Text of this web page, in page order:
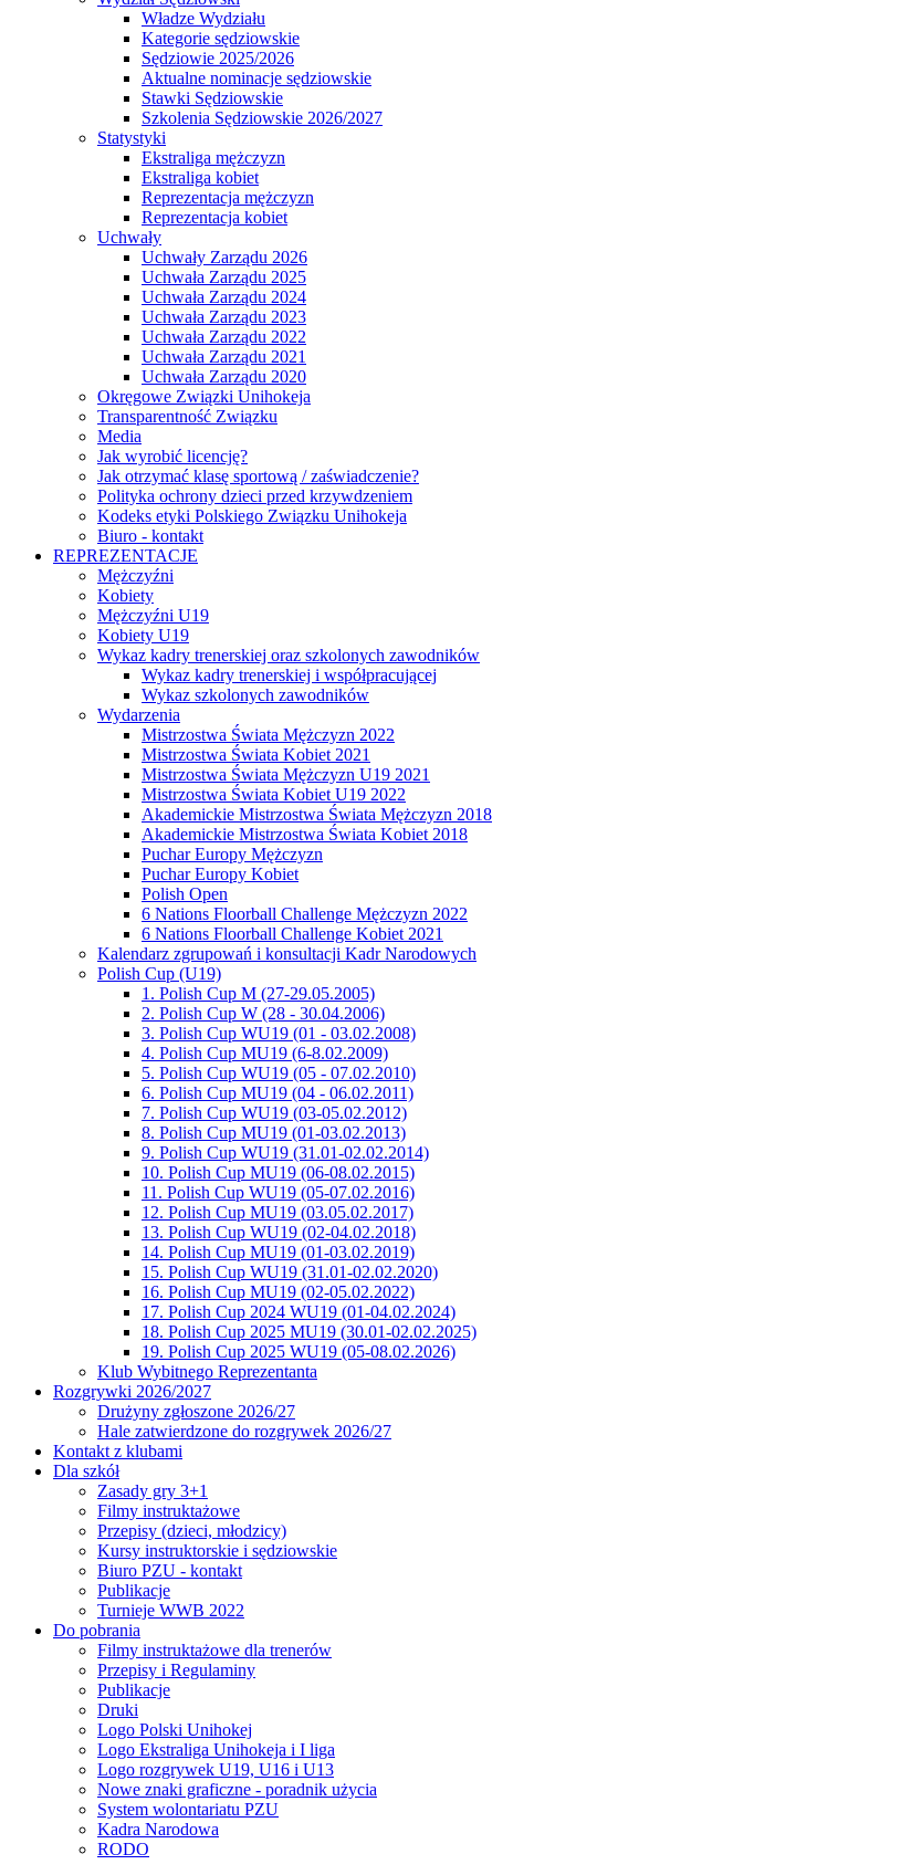
Władze Wydziału
Kategorie sędziowskie
Sędziowie 2025/2026
Aktualne nominacje sędziowskie
Stawki Sędziowskie
Szkolenia Sędziowskie 2026/2027
Statystyki
Ekstraliga mężczyzn
Ekstraliga kobiet
Reprezentacja mężczyzn
Reprezentacja kobiet
Uchwały
Uchwały Zarządu 2026
Uchwała Zarządu 2025
Uchwała Zarządu 2024
Uchwała Zarządu 2023
Uchwała Zarządu 2022
Uchwała Zarządu 2021
Uchwała Zarządu 2020
Okręgowe Związki Unihokeja
Transparentność Związku
Media
Jak wyrobić licencję?
Jak otrzymać klasę sportową / zaświadczenie?
Polityka ochrony dzieci przed krzywdzeniem
Kodeks etyki Polskiego Związku Unihokeja
Biuro - kontakt
REPREZENTACJE
Mężczyźni
Kobiety
Mężczyźni U19
Kobiety U19
Wykaz kadry trenerskiej oraz szkolonych zawodników
Wykaz kadry trenerskiej i współpracującej
Wykaz szkolonych zawodników
Wydarzenia
Mistrzostwa Świata Mężczyzn 2022
Mistrzostwa Świata Kobiet 2021
Mistrzostwa Świata Mężczyzn U19 2021
Mistrzostwa Świata Kobiet U19 2022
Akademickie Mistrzostwa Świata Mężczyzn 2018
Akademickie Mistrzostwa Świata Kobiet 2018
Puchar Europy Mężczyzn
Puchar Europy Kobiet
Polish Open
6 Nations Floorball Challenge Mężczyzn 2022
6 Nations Floorball Challenge Kobiet 2021
Kalendarz zgrupowań i konsultacji Kadr Narodowych
Polish Cup (U19)
1. Polish Cup M (27-29.05.2005)
2. Polish Cup W (28 - 30.04.2006)
3. Polish Cup WU19 (01 - 03.02.2008)
4. Polish Cup MU19 (6-8.02.2009)
5. Polish Cup WU19 (05 - 07.02.2010)
6. Polish Cup MU19 (04 - 06.02.2011)
7. Polish Cup WU19 (03-05.02.2012)
8. Polish Cup MU19 (01-03.02.2013)
9. Polish Cup WU19 (31.01-02.02.2014)
10. Polish Cup MU19 (06-08.02.2015)
11. Polish Cup WU19 (05-07.02.2016)
12. Polish Cup MU19 (03.05.02.2017)
13. Polish Cup WU19 (02-04.02.2018)
14. Polish Cup MU19 (01-03.02.2019)
15. Polish Cup WU19 (31.01-02.02.2020)
16. Polish Cup MU19 (02-05.02.2022)
17. Polish Cup 2024 WU19 (01-04.02.2024)
18. Polish Cup 2025 MU19 (30.01-02.02.2025)
19. Polish Cup 2025 WU19 (05-08.02.2026)
Klub Wybitnego Reprezentanta
Rozgrywki 2026/2027
Drużyny zgłoszone 2026/27
Hale zatwierdzone do rozgrywek 2026/27
Kontakt z klubami
Dla szkół
Zasady gry 3+1
Filmy instruktażowe
Przepisy (dzieci, młodzicy)
Kursy instruktorskie i sędziowskie
Biuro PZU - kontakt
Publikacje
Turnieje WWB 2022
Do pobrania
Filmy instruktażowe dla trenerów
Przepisy i Regulaminy
Publikacje
Druki
Logo Polski Unihokej
Logo Ekstraliga Unihokeja i I liga
Logo rozgrywek U19, U16 i U13
Nowe znaki graficzne - poradnik użycia
System wolontariatu PZU
Kadra Narodowa
RODO